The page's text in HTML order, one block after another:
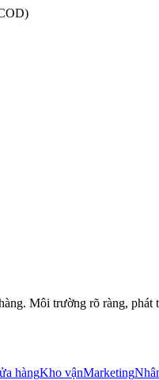
Môi trường rõ ràng,
hàngKho vậnMarketing